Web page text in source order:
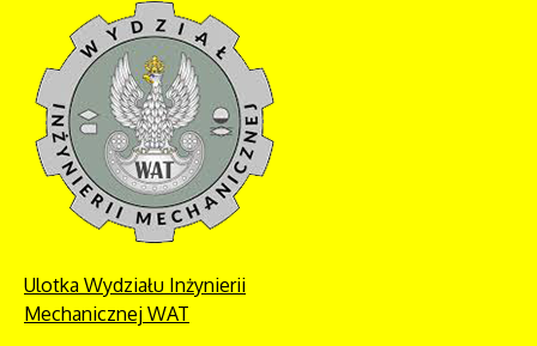
Ulotka Wydziału Inżynierii
Mechanicznej WAT